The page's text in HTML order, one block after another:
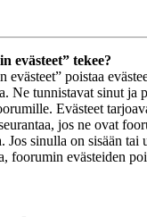
evästeet” tekee?
evästeet” poistaa
Ne tunnistavat sinut ja
Evästeet
jos ne ovat
Jos sinulla on sisään tai
foorumin evästeiden